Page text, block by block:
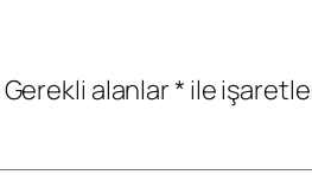
Gerekli alanlar* ile